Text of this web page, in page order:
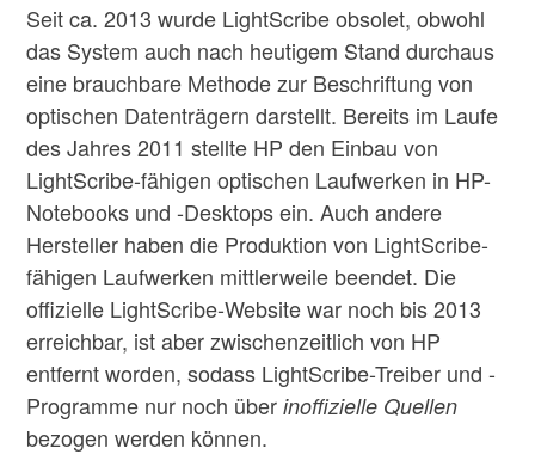
Seit ca. 2013 wurde LightScribe obsolet, obwohl
das System auch nach heutigem Stand durchaus
eine brauchbare Methode zur Beschriftung von
optischen Datenträgern darstellt. Bereits im Laufe
des Jahres 2011 stellte HP den Einbau von
LightScribe-fähigen optischen Laufwerken in HP-
Notebooks und -Desktops ein. Auch andere
Hersteller haben die Produktion von LightScribe-
fähigen Laufwerken mittlerweile beendet. Die
offizielle LightScribe-Website war noch bis 2013
erreichbar, ist aber zwischenzeitlich von HP
entfernt worden, sodass LightScribe-Treiber und -
Programme nur noch über inoffizielle Quellen
bezogen werden können.